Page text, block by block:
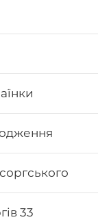
33
манго, сир